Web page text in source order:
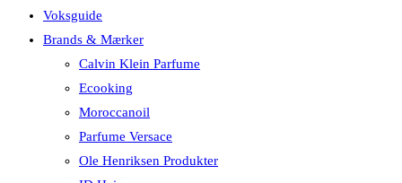
Voksguide
Brands & Mærker
Calvin Klein Parfume
Ecooking
Moroccanoil
Parfume Versace
Ole Henriksen Produkter